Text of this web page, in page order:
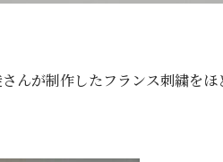
んが制作したフランス刺繍をほ